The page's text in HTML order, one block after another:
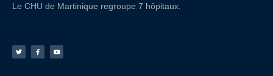
Le CHU de Martinique regroupe 7 hôpitaux.